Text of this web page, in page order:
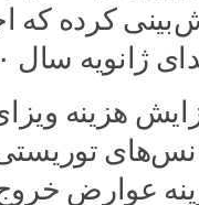
کرده که
ژانویه سال ۲۰۲۰ میلادی اجرا شود.
هزینه
عوارض خروج